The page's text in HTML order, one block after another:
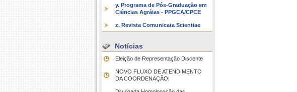
y. Programa de Pós-Graduação em
Ciências Agráias - PPGCA/CPCE
z. Revista Comunicata Scientiae
Notícias
Eleição de Representação Discente
NOVO FLUXO DE ATENDIMENTO
DA COORDENAÇÃO!